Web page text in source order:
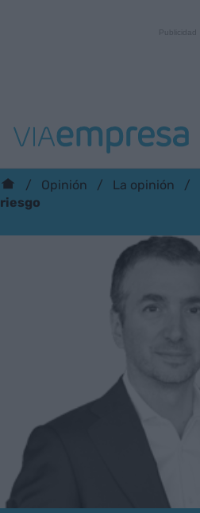
Opinión La opinión
riesgo